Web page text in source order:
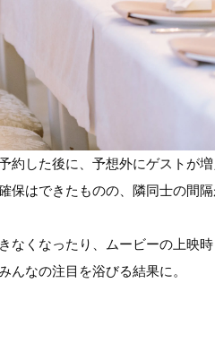
約した後に、予想外にゲストが
保はできたものの、隣同士の間
なくなったり、ムービーの上映
んなの注目を浴びる結果に。